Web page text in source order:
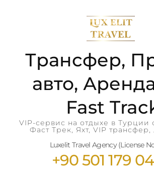
Трансфер,
авто,
Fast
VIP-сервис на отдыхе в Турции
Фаст Трек, Яхт, VIP
Luxelit Travel Agency (License
+90 501 179